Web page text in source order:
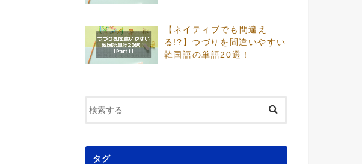
【ネイティブでも間違え
る!?】つづりを間違いやすい
韓国語の単語20選！
タグ